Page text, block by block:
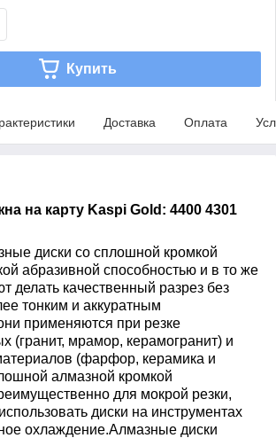
Купить
Доставка Оплата
на карту Kaspi Gold: 4400 4301
диски со сплошной кромкой
абразивной способностью и в то же
делать качественный разрез без
тонким и аккуратным
применяются при резке
(гранит, мрамор, керамогранит) и
(фарфор, керамика и
алмазной кромкой
для мокрой резки,
диски на инструментах
охлаждение.Алмазные диски